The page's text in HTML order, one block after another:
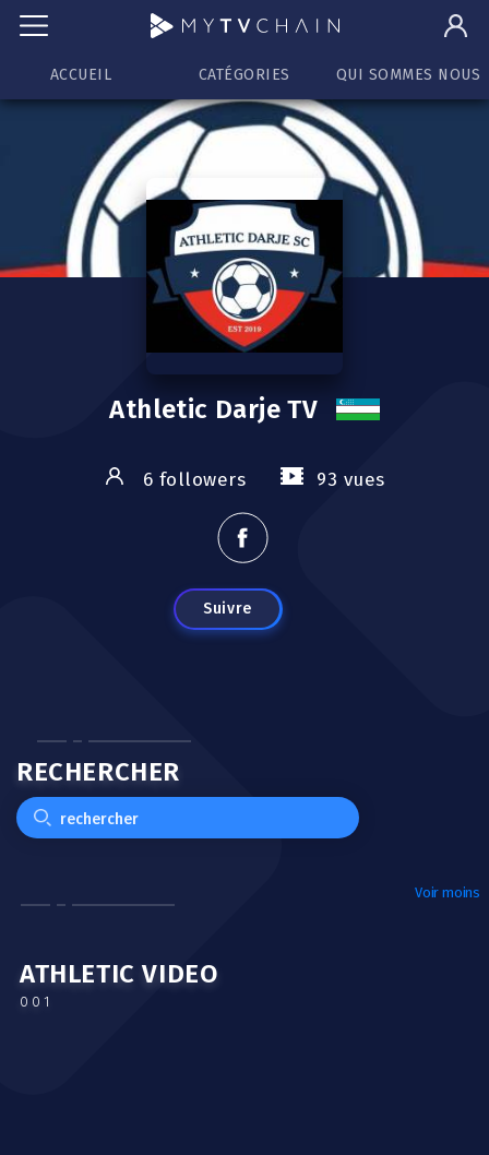
ACCUEIL CATÉGORIES QUI SOMMES NOUS
Athletic Darje TV
6 followers 93 vues
Suivre
RECHERCHER
ATHLETIC VIDEO
001
Voir moins